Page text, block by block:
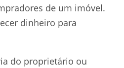
de um imóvel.
dinheiro para
do proprietário ou